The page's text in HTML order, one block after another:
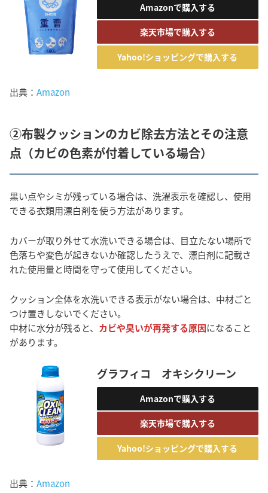
Amazonで購入する
楽天市場で購入する
Yahoo!ショッピングで購入する
出典： Amazon
②布製クッションのカビ除去方法とその注意
点（カビの色素が付着している場合）
黒い点やシミが残っている場合は、洗濯表示を確認し、使用
できる衣類用漂白剤を使う方法があります。
カバーが取り外せて水洗いできる場合は、目立たない場所で
色落ちや変色が起きないか確認したうえで、漂白剤に記載さ
れた使用量と時間を守って使用してください。
クッション全体を水洗いできる表示がない場合は、中材ごと
つけ置きしないでください。
中材に水分が残ると、 カビや臭いが再発する原因になること
があります。
グラフィコ オキシクリーン
Amazonで購入する
楽天市場で購入する
Yahoo!ショッピングで購入する
出典： Amazon